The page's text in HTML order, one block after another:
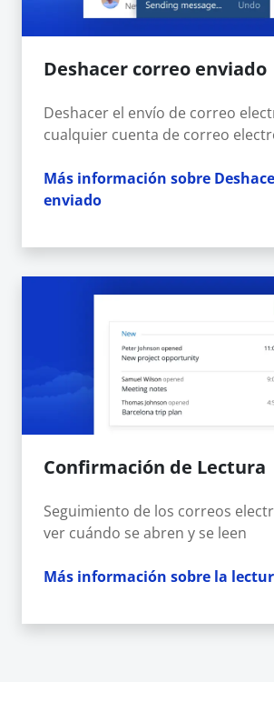
Deshacer correo enviado
Deshacer el envío de correo
cualquier cuenta de correo
Más información sobre
enviado
Confirmación de Lectura
Seguimiento de los correos
ver cuándo se abren y se leen
Más información sobre la